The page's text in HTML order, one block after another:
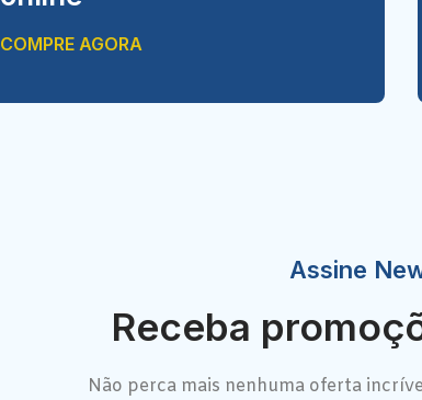
COMPRE AGORA
Assine
Receba
Não perca mais nenhuma oferta